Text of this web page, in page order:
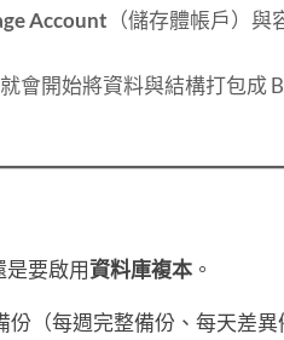
Account （儲存體帳戶）與
會開始將資料與結構打包成
是要啟用資料庫複本 。
份（每週完整備份、每天差